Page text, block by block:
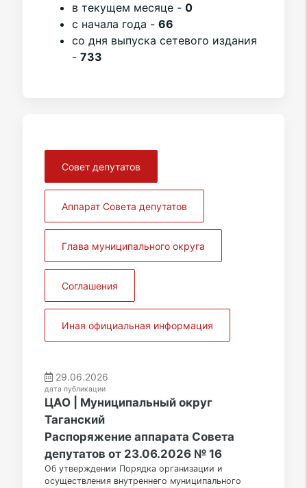
в текущем месяце - 0
с начала года - 66
со дня выпуска сетевого издания
- 733
Совет депутатов
Аппарат Совета депутатов
Глава муниципального округа
Соглашения
Иная официальная информация
29.06.2026
дата публикации
ЦАО | Муниципальный округ
Таганский
Распоряжение аппарата Совета
депутатов от 23.06.2026 № 16
Об утверждении Порядка организации и
осуществления внутреннего муниципального